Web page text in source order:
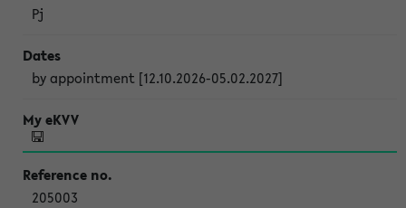
Pj
by appointment [12.10.2026-05.02.2027]
205003